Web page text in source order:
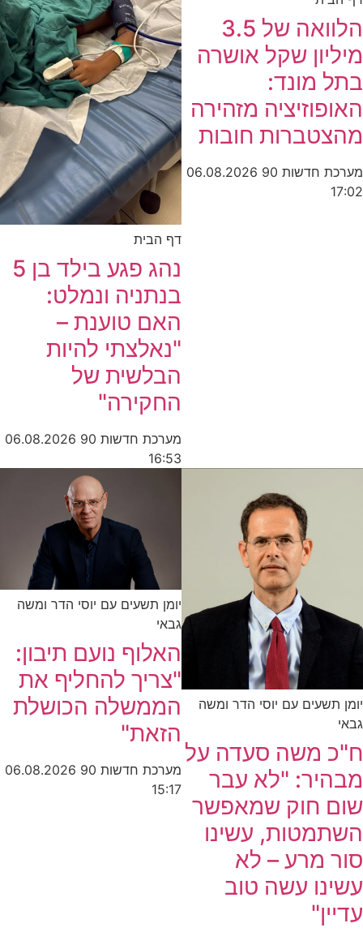
הלוואה של 3.5
מיליון שקל אושרה
בתל מונד:
האופוזיציה מזהירה
מהצטברות חובות
מערכת חדשות 90
06.08.2026
17:02
דף הבית
נהג פגע בילד בן 5
בנתניה ונמלט:
האם טוענת –
"נאלצתי להיות
הבלשית של
החקירה"
מערכת חדשות 90
06.08.2026
16:53
יומן תשעים עם יוסי הדר ומשה
גבאי
ח"כ משה סעדה על
מבהיר: "לא עבר
שום חוק שמאפשר
השתמטות, עשינו
סור מרע – לא
עשינו עשה טוב
עדיין"
יומן תשעים עם יוסי הדר ומשה
גבאי
האלוף נועם תיבון:
"צריך להחליף את
הממשלה הכושלת
הזאת"
מערכת חדשות 90
06.08.2026
15:17